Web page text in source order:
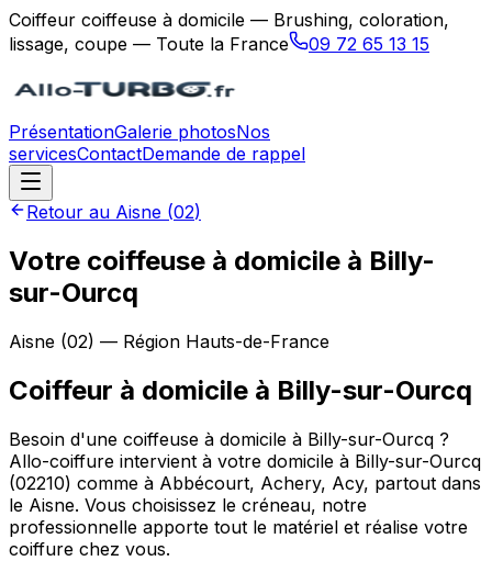
Coiffeur coiffeuse à domicile — Brushing, coloration,
lissage, coupe — Toute la France
09 72 65 13 15
PrésentationGalerie photosNos
servicesContactDemande de rappel
Retour au Aisne (02)
Votre coiffeuse à domicile à Billy-
sur-Ourcq
Aisne (02) — Région Hauts-de-France
Coiffeur à domicile à Billy-sur-Ourcq
Besoin d'une coiffeuse à domicile à Billy-sur-Ourcq ?
Allo-coiffure intervient à votre domicile à Billy-sur-Ourcq
(02210) comme à Abbécourt, Achery, Acy, partout dans
le Aisne. Vous choisissez le créneau, notre
professionnelle apporte tout le matériel et réalise votre
coiffure chez vous.